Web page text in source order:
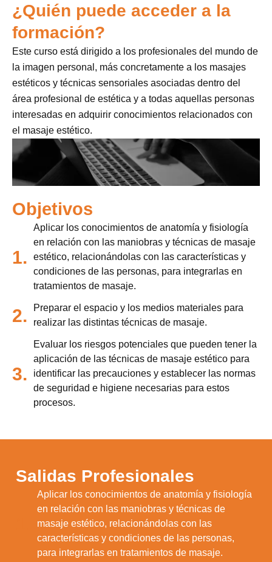
¿Quién puede acceder a la
formación?
Este curso está dirigido a los profesionales del mundo de
la imagen personal, más concretamente a los masajes
estéticos y técnicas sensoriales asociadas dentro del
área profesional de estética y a todas aquellas personas
interesadas en adquirir conocimientos relacionados con
el masaje estético.
Objetivos
1.
Aplicar los conocimientos de anatomía y fisiología
en relación con las maniobras y técnicas de masaje
estético, relacionándolas con las características y
condiciones de las personas, para integrarlas en
tratamientos de masaje.
2.
Preparar el espacio y los medios materiales para
realizar las distintas técnicas de masaje.
3.
Evaluar los riesgos potenciales que pueden tener la
aplicación de las técnicas de masaje estético para
identificar las precauciones y establecer las normas
de seguridad e higiene necesarias para estos
procesos.
Salidas Profesionales
Aplicar los conocimientos de anatomía y fisiología
en relación con las maniobras y técnicas de
masaje estético, relacionándolas con las
características y condiciones de las personas,
para integrarlas en tratamientos de masaje.